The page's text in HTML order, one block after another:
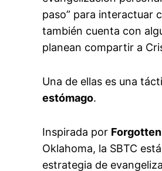
paso” para interactuar
también cuenta con
planean compartir a
Una de ellas es una
estómago.
Inspirada por
Oklahoma, la SBTC
estrategia de